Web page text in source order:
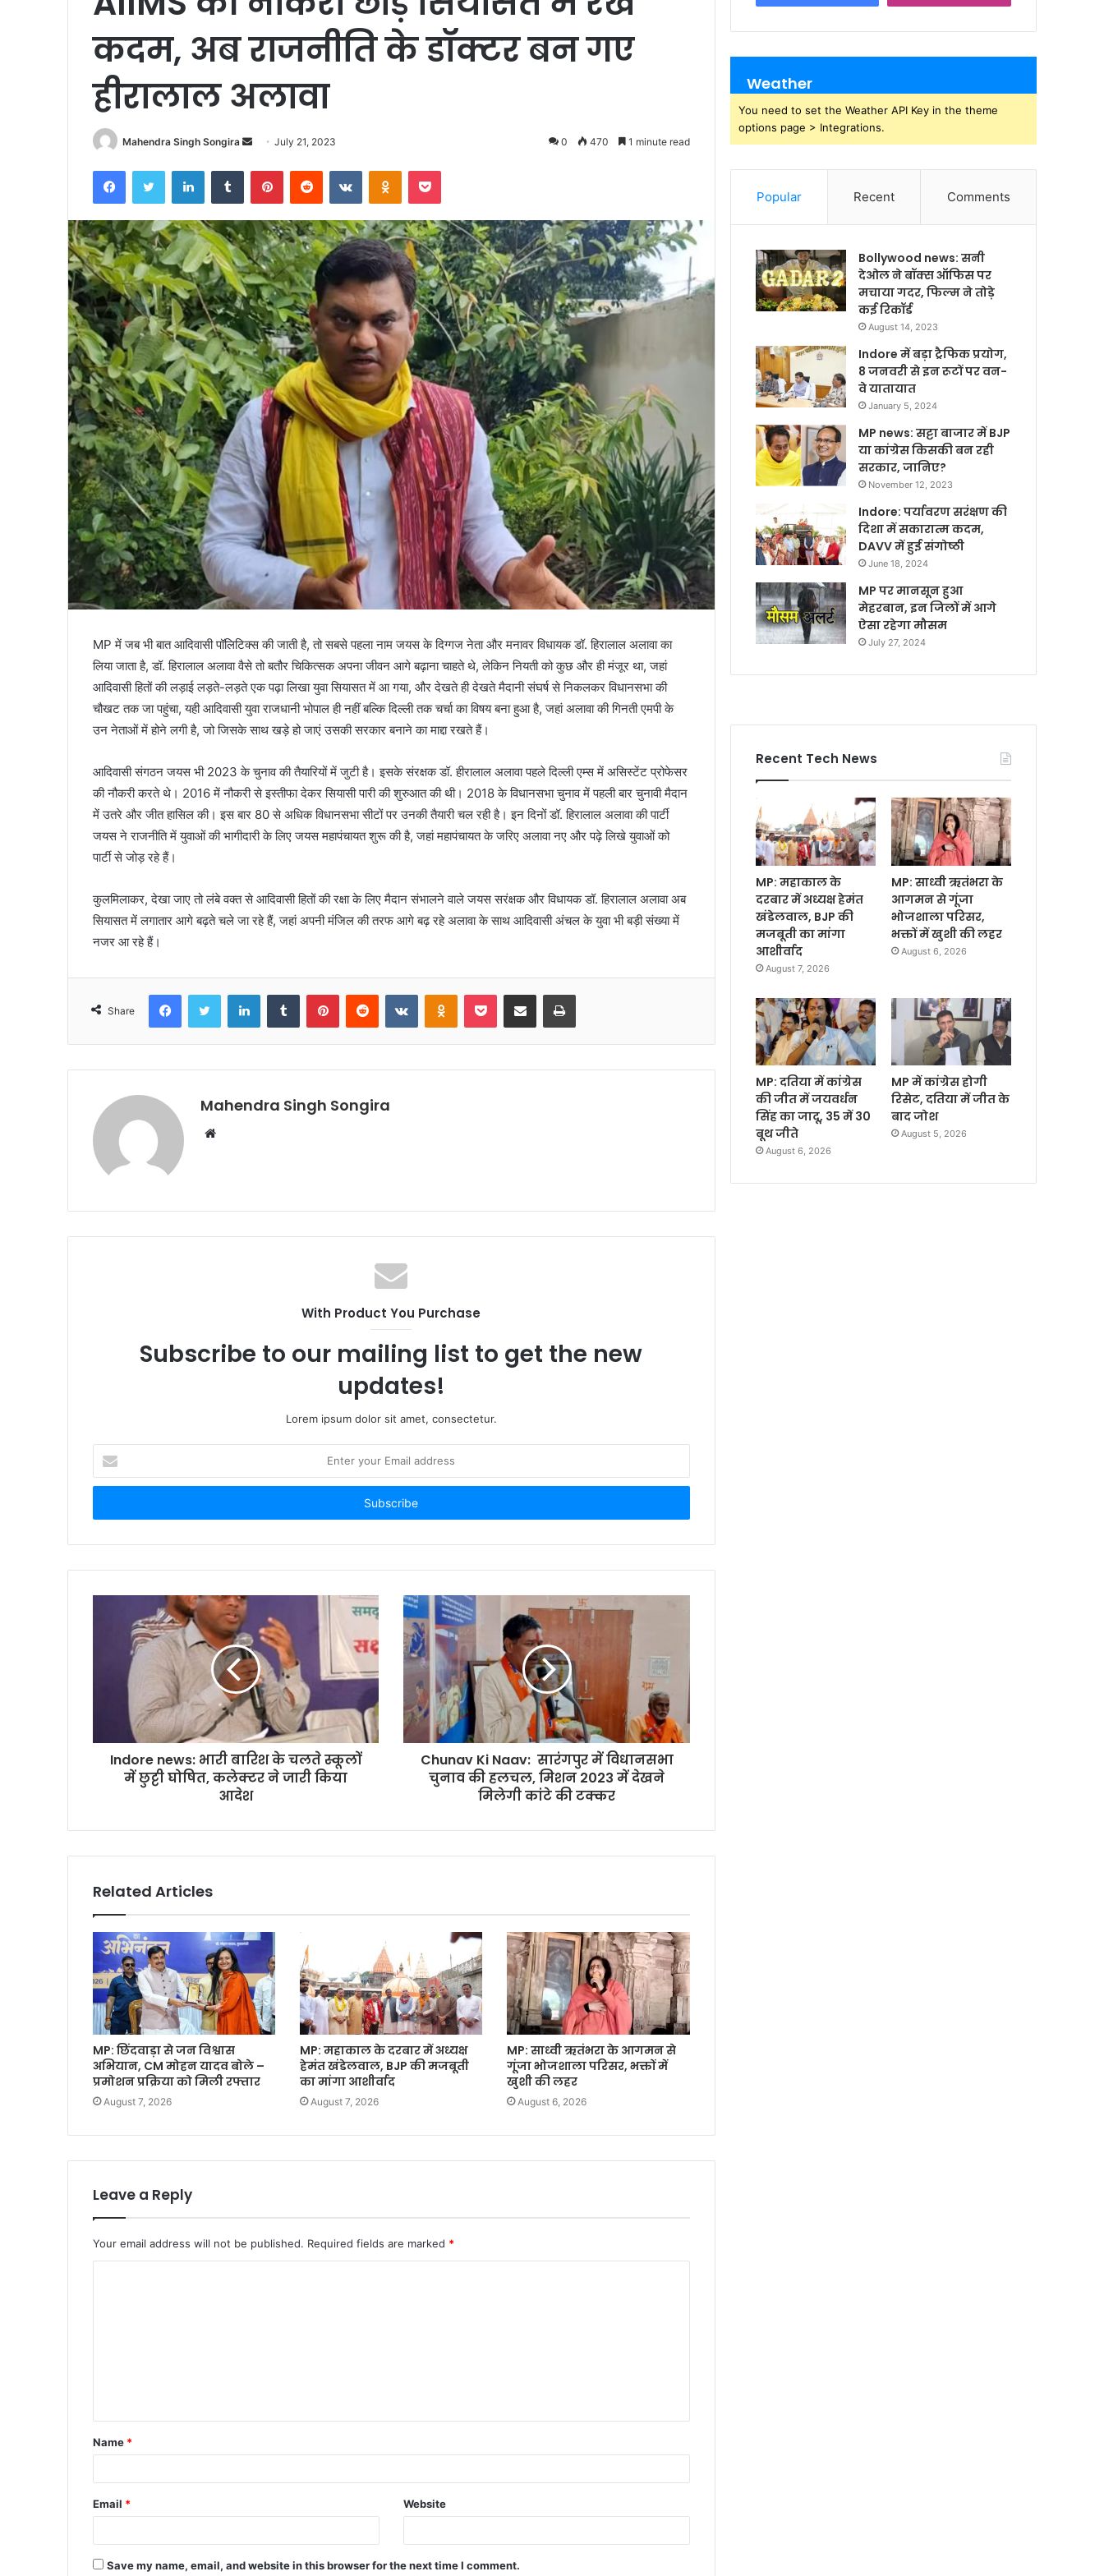
कदम, अब राजनीति के डॉक्टर बन गए
हीरालाल अलावा
Mahendra Singh Songira
Send
email
July 21, 2023 0 470 1 minute read
FacebookTwitter LinkedInTumblr PinterestReddit VKontakteOdnoklassniki
Pocket
MP में जब भी बात आदिवासी पॉलिटिक्स की जाती है, तो सबसे पहला नाम जयस के दिग्गज नेता और मनावर विधायक डॉ. हिरालाल अलावा का
लिया जाता है, डॉ. हिरालाल अलावा वैसे तो बतौर चिकित्सक अपना जीवन आगे बढ़ाना चाहते थे, लेकिन नियती को कुछ और ही मंजूर था, जहां
आदिवासी हितों की लड़ाई लड़ते-लड़ते एक पढ़ा लिखा युवा सियासत में आ गया, और देखते ही देखते मैदानी संघर्ष से निकलकर विधानसभा की
चौखट तक जा पहुंचा, यही आदिवासी युवा राजधानी भोपाल ही नहीं बल्कि दिल्ली तक चर्चा का विषय बना हुआ है, जहां अलावा की गिनती एमपी के
उन नेताओं में होने लगी है, जो जिसके साथ खड़े हो जाएं उसकी सरकार बनाने का माद्दा रखते हैं।
आदिवासी संगठन जयस भी 2023 के चुनाव की तैयारियों में जुटी है। इसके संरक्षक डॉ. हीरालाल अलावा पहले दिल्ली एम्स में असिस्टेंट प्रोफेसर
की नौकरी करते थे। 2016 में नौकरी से इस्तीफा देकर सियासी पारी की शुरुआत की थी। 2018 के विधानसभा चुनाव में पहली बार चुनावी मैदान
में उतरे और जीत हासिल की। इस बार 80 से अधिक विधानसभा सीटों पर उनकी तैयारी चल रही है। इन दिनों डॉ. हिरालाल अलावा की पार्टी
जयस ने राजनीति में युवाओं की भागीदारी के लिए जयस महापंचायत शुरू की है, जहां महापंचायत के जरिए अलावा नए और पढ़े लिखे युवाओं को
पार्टी से जोड़ रहे हैं।
कुलमिलाकर, देखा जाए तो लंबे वक्त से आदिवासी हितों की रक्षा के लिए मैदान संभालने वाले जयस सरंक्षक और विधायक डॉ. हिरालाल अलावा अब
सियासत में लगातार आगे बढ़ते चले जा रहे हैं, जहां अपनी मंजिल की तरफ आगे बढ़ रहे अलावा के साथ आदिवासी अंचल के युवा भी बड़ी संख्या में
नजर आ रहे हैं।
Share
FacebookTwitter LinkedInTumblr PinterestReddit VKontakteOdnoklassniki
Pocket Share via Email Print
Mahendra Singh Songira
Website
With Product You Purchase
Subscribe to our mailing list to get the new
updates!
Lorem ipsum dolor sit amet, consectetur.
your
Email
Indore news: भारी बारिश के चलते स्कूलों
में छुट्टी घोषित, कलेक्टर ने जारी किया
आदेश
Chunav Ki Naav: सारंगपुर में विधानसभा
चुनाव की हलचल, मिशन 2023 में देखने
मिलेगी कांटे की टक्कर
Related Articles
MP: छिंदवाड़ा से जन विश्वास
अभियान, CM मोहन यादव बोले –
प्रमोशन प्रक्रिया को मिली रफ्तार
August 7, 2026
MP: महाकाल के दरबार में अध्यक्ष
हेमंत खंडेलवाल, BJP की मजबूती
का मांगा आशीर्वाद
August 7, 2026
MP: साध्वी ऋतंभरा के आगमन से
गूंजा भोजशाला परिसर, भक्तों में
खुशी की लहर
August 6, 2026
Leave a Reply
Your email address will not be published. Required fields are marked *
t
*
Name *
Email * Website
Save my name, email, and website in this browser for the next time I comment.
Weather
You need to set the Weather API Key in the theme
options page > Integrations.
Popular Recent Comments
Bollywood news: सनी
देओल ने बॉक्स ऑफिस पर
मचाया गदर, फिल्म ने तोड़े
कई रिकॉर्ड
August 14, 2023
Indore में बड़ा ट्रैफिक प्रयोग,
8 जनवरी से इन रूटों पर वन-
वे यातायात
January 5, 2024
MP news: सट्टा बाजार में BJP
या कांग्रेस किसकी बन रही
सरकार, जानिए?
November 12, 2023
Indore: पर्यावरण सरंक्षण की
दिशा में सकारात्म कदम,
DAVV में हुई संगोष्ठी
June 18, 2024
MP पर मानसून हुआ
मेहरबान, इन जिलों में आगे
ऐसा रहेगा मौसम
July 27, 2024
Recent Tech News
MP: महाकाल के
दरबार में अध्यक्ष हेमंत
खंडेलवाल, BJP की
मजबूती का मांगा
आशीर्वाद
August 7, 2026
MP: साध्वी ऋतंभरा के
आगमन से गूंजा
भोजशाला परिसर,
भक्तों में खुशी की लहर
August 6, 2026
MP: दतिया में कांग्रेस
की जीत में जयवर्धन
सिंह का जादू, 35 में 30
बूथ जीते
August 6, 2026
MP में कांग्रेस होगी
रिसेट, दतिया में जीत के
बाद जोश
August 5, 2026